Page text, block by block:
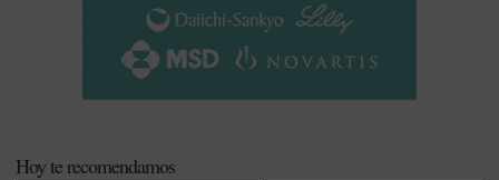
Hoy te recomendamos